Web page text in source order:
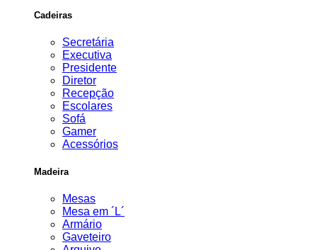
Cadeiras
Secretária
Executiva
Presidente
Diretor
Recepção
Escolares
Sofá
Gamer
Acessórios
Madeira
Mesas
Mesa em ´L´
Armário
Gaveteiro